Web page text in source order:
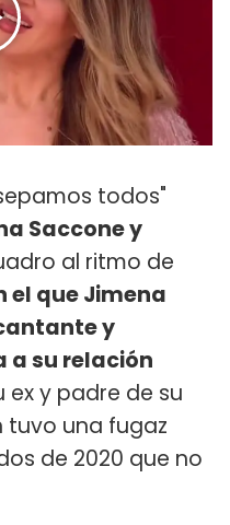
todos"
Saccone y
al ritmo de
el que Jimena
y
a su relación
ex y padre de su
tuvo una fugaz
de 2020 que no